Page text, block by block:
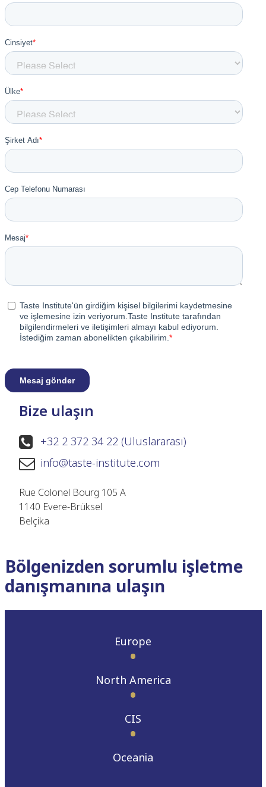
Bize ulaşın
+32 2 372 34 22 (Uluslararası)
info@taste-institute.com
Rue Colonel Bourg 105 A
1140 Evere-Brüksel
Belçika
Bölgenizden sorumlu işletme
danışmanına ulaşın
Europe
North America
CIS
Oceania